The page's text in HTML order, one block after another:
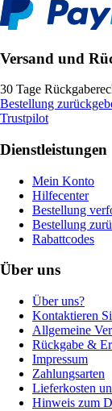
Versand und
30 Tage
Bestellung
Trustpilot
Dienstleistungen
Mein Konto
Hilfecenter
Bestellung
Bestellung
Rabattcodes
Über uns
Über uns?
Kontaktieren
Allgemeine
Rückgabe &
Impressum
Zahlungsarten
Lieferkosten
Hinweis zum